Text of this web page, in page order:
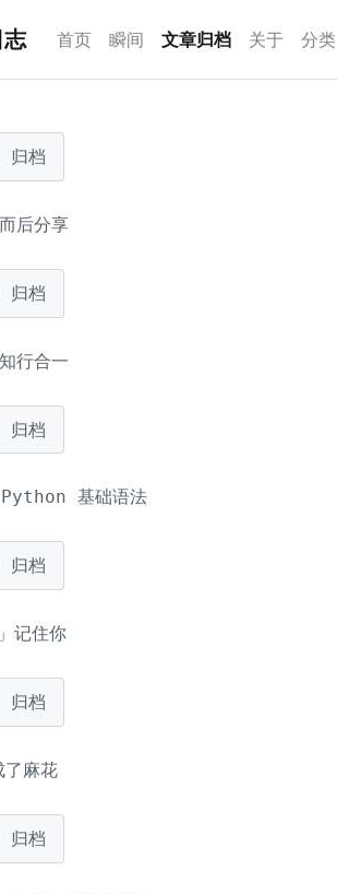
首页 瞬间 文章归档(current)
关于 分类
归档
后分享
归档
行合一
归档
基础语法
归档
记住你
归档
麻花
归档